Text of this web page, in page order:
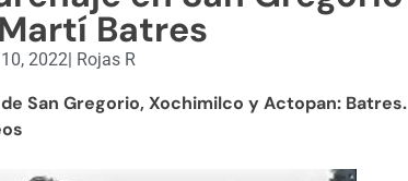
Batres
2022 Rojas R
San Gregorio, Xochimilco y Actopan: Batres.